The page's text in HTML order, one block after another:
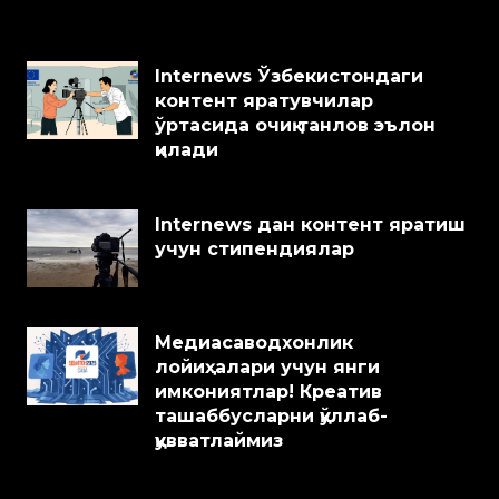
Internews Ўзбекистондаги
контент яратувчилар
ўртасида очиқ танлов эълон
қилади
Internews дан контент яратиш
учун стипендиялар
Медиасаводхонлик
лойиҳалари учун янги
имкониятлар! Креатив
ташаббусларни қўллаб-
қувватлаймиз